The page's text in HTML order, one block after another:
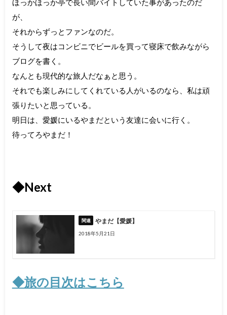
ほっかほっか亭で長い間バイトしていた事があったのだ
が、
それからずっとファンなのだ。
そうして夜はコンビニでビールを買って寝床で飲みながら
ブログを書く。
なんとも現代的な旅人だなぁと思う。
それでも楽しみにしてくれている人がいるのなら、私は頑
張りたいと思っている。
明日は、愛媛にいるやまだという友達に会いに行く。
待ってろやまだ！
◆Next
やまだ【愛媛】
2018年5月21日
◆旅の目次はこちら